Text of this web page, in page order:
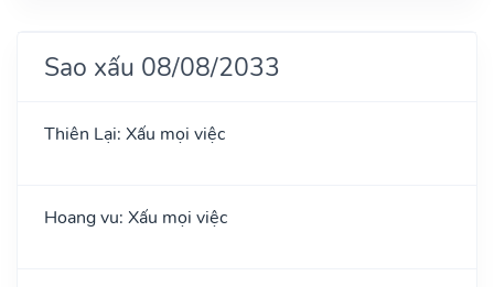
Sao xấu 08/08/2033
Thiên Lại: Xấu mọi việc
Hoang vu: Xấu mọi việc